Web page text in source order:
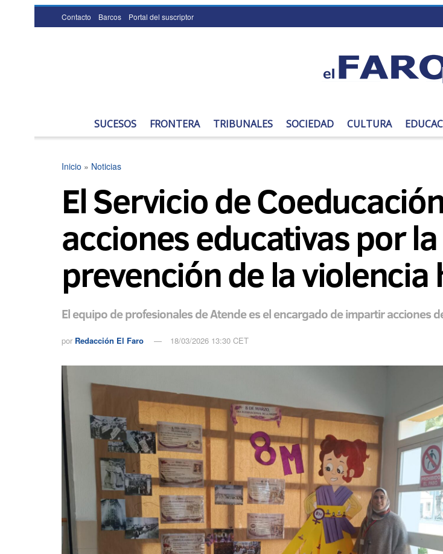
Contacto Barcos Portal del suscriptor
SUCESOS FRONTERA TRIBUNALES SOCIEDAD CULTURA
Inicio » Noticias
El Servicio de
acciones educativas por
prevención de la violencia
El equipo de profesionales de Atende es el encargado de impartir acciones
por Redacción El Faro 18/03/2026 13:30 CET